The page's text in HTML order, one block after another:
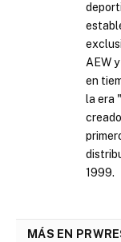
AEW
en
la era
1999.
MÁS EN